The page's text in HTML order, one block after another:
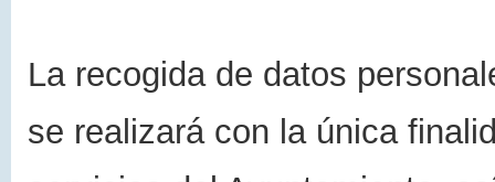
La recogida de datos
se realizará con la única